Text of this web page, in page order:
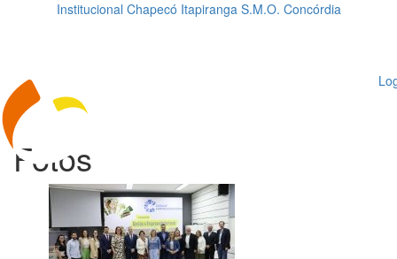
Institucional Chapecó Itapiranga S.M.O. Concórdia
Fotos